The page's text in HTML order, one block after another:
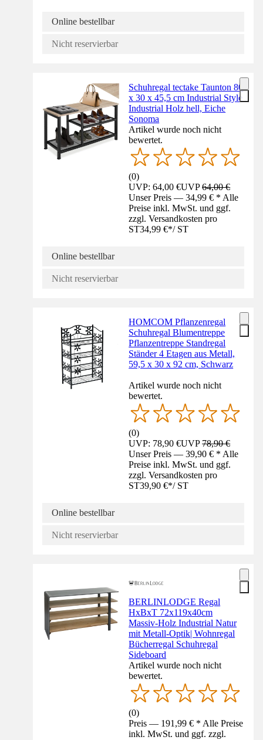
Online bestellbar
Nicht reservierbar
Schuhregal tectake Taunton 80
x 30 x 45,5 cm Industrial Style
Industrial Holz hell, Eiche
Sonoma
Artikel wurde noch nicht
bewertet.
(0)
UVP: 64,00 €UVP64,00 €
Unser Preis — 34,99 € * Alle
Preise inkl. MwSt. und ggf.
zzgl. Versandkosten pro
ST34,99 €*/ ST
Online bestellbar
Nicht reservierbar
HOMCOM Pflanzenregal
Schuhregal Blumentreppe
Pflanzentreppe Standregal
Ständer 4 Etagen aus Metall,
59,5 x 30 x 92 cm, Schwarz
Artikel wurde noch nicht
bewertet.
(0)
UVP: 78,90 €UVP78,90 €
Unser Preis — 39,90 € * Alle
Preise inkl. MwSt. und ggf.
zzgl. Versandkosten pro
ST39,90 €*/ ST
Online bestellbar
Nicht reservierbar
BERLINLODGE Regal
HxBxT 72x119x40cm
Massiv-Holz Industrial Natur
mit Metall-Optik| Wohnregal
Bücherregal Schuhregal
Sideboard
Artikel wurde noch nicht
bewertet.
(0)
Preis — 191,99 € * Alle Preise
inkl. MwSt. und ggf. zzgl.